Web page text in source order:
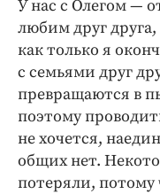
У нас с Олегом —
любим друг
как только я
с семьями друг
превращаются в
поэтому
не хочется,
общих нет.
потеряли, потому